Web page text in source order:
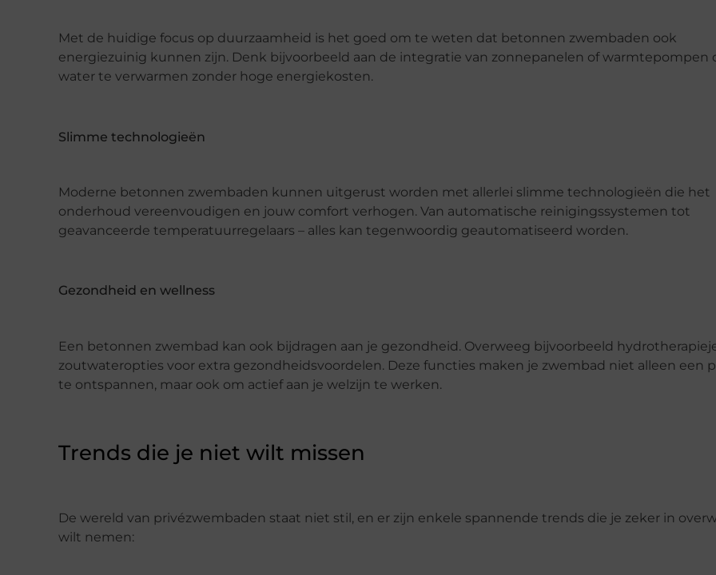
Met de huidige focus op duurzaamheid is het goed om te weten dat betonnen zwembaden ook
energiezuinig kunnen zijn. Denk bijvoorbeeld aan de integratie van zonnepanelen of warmtepompen
water te verwarmen zonder hoge energiekosten.
Slimme technologieën
Moderne betonnen zwembaden kunnen uitgerust worden met allerlei slimme technologieën die het
onderhoud vereenvoudigen en jouw comfort verhogen. Van automatische reinigingssystemen tot
geavanceerde temperatuurregelaars – alles kan tegenwoordig geautomatiseerd worden.
Gezondheid en wellness
Een betonnen zwembad kan ook bijdragen aan je gezondheid. Overweeg bijvoorbeeld
zoutwateropties voor extra gezondheidsvoordelen. Deze functies maken je zwembad niet alleen een
te ontspannen, maar ook om actief aan je welzijn te werken.
Trends die je niet wilt missen
De wereld van privézwembaden staat niet stil, en er zijn enkele spannende trends die je zeker in
wilt nemen: